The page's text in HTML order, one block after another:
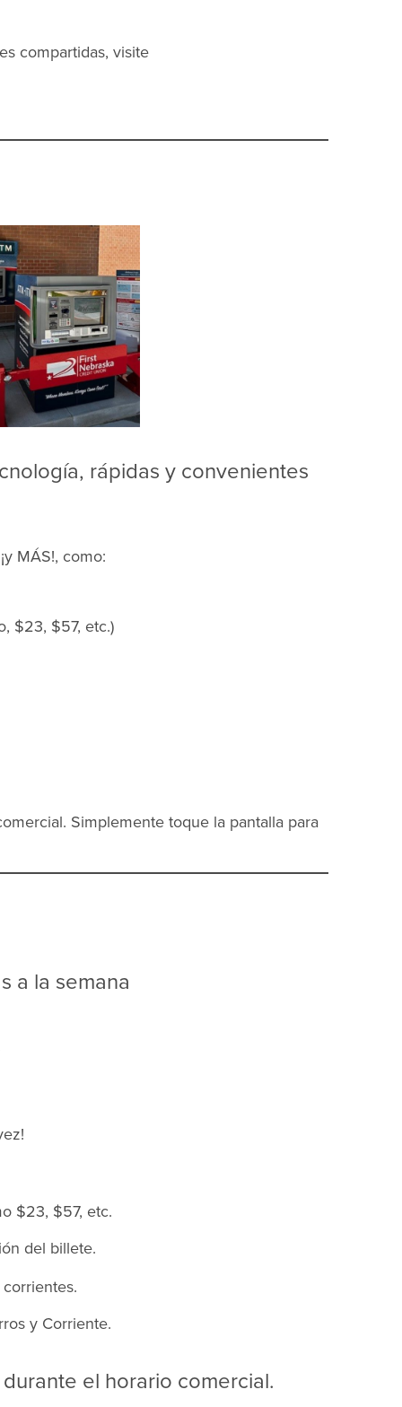
compartidas, visite
rápidas y convenientes
MÁS!, como:
$23, $57, etc.)
Simplemente toque la pantalla para
a la semana
$23, $57, etc.
del billete.
y Corriente.
el horario comercial.